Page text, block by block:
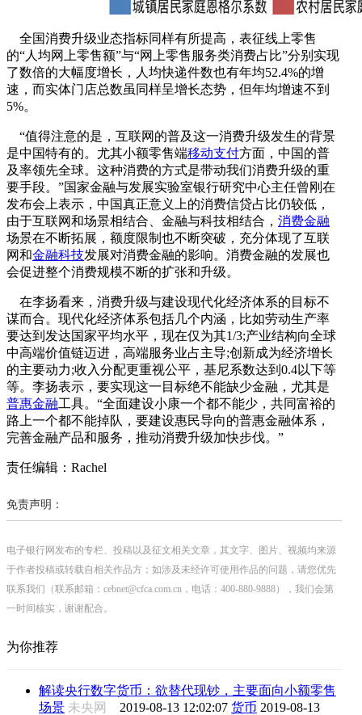
全国消费升级业态指标同样有所提高，表征线上零售
的“人均网上零售额”与“网上零售服务类消费占比”分别实现
了数倍的大幅度增长，人均快递件数也有年均52.4%的增
速，而实体门店总数虽同样呈增长态势，但年均增速不到
5%。
“值得注意的是，互联网的普及这一消费升级发生的背景
是中国特有的。尤其小额零售端移动支付方面，中国的普
及率领先全球。这种消费的方式是带动我们消费升级的重
要手段。”国家金融与发展实验室银行研究中心主任曾刚在
发布会上表示，中国真正意义上的消费信贷占比仍较低，
由于互联网和场景相结合、金融与科技相结合， 消费金融
场景在不断拓展，额度限制也不断突破，充分体现了互联
网和金融科技发展对消费金融的影响。消费金融的发展也
会促进整个消费规模不断的扩张和升级。
在李扬看来，消费升级与建设现代化经济体系的目标不
谋而合。现代化经济体系包括几个内涵，比如劳动生产率
要达到发达国家平均水平，现在仅为其1/3;产业结构向全球
中高端价值链迈进，高端服务业占主导;创新成为经济增长
的主要动力;收入分配更重视公平，基尼系数达到0.4以下等
等。李扬表示，要实现这一目标绝不能缺少金融，尤其是
普惠金融工具。“全面建设小康一个都不能少，共同富裕的
路上一个都不能掉队，要建设惠民导向的普惠金融体系，
完善金融产品和服务，推动消费升级加快步伐。”
责任编辑：Rachel
免责声明：
电子银行网发布的专栏、投稿以及征文相关文章，其文字、图片、视频均来源
于作者投稿或转载自相关作品方；如涉及未经许可使用作品的问题，请您优先
联系我们（联系邮箱：cebnet@cfca.com.cn，电话：400-880-9888），我们会第
一时间核实，谢谢配合。
为你推荐
解读央行数字货币：欲替代现钞，主要面向小额零售
场景 未央网 2019-08-13 12:02:07 货币 2019-08-13